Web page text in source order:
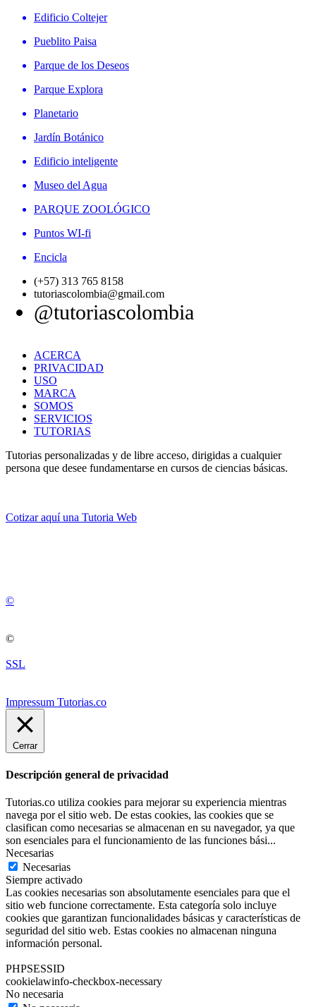
Edificio Coltejer
Pueblito Paisa
Parque de los Deseos
Parque Explora
Planetario
Jardín Botánico
Edificio inteligente
Museo del Agua
PARQUE ZOOLÓGICO
Puntos WI-fi
Encicla
(+57) 313 765 8158
tutoriascolombia@gmail.com
@tutoriascolombia
ACERCA
PRIVACIDAD
USO
MARCA
SOMOS
SERVICIOS
TUTORIAS
Tutorias personalizadas y de libre acceso, dirigidas a cualquier
persona que desee fundamentarse en cursos de ciencias básicas.
Cotizar aquí una Tutoria Web
©
©
SSL
Impressum Tutorias.co
Cerrar
Descripción general de privacidad
Tutorias.co utiliza cookies para mejorar su experiencia mientras
navega por el sitio web. De estas cookies, las cookies que se
clasifican como necesarias se almacenan en su navegador, ya que
son esenciales para el funcionamiento de las funciones bási...
Necesarias
Necesarias
Siempre activado
Las cookies necesarias son absolutamente esenciales para que el
sitio web funcione correctamente. Esta categoría solo incluye
cookies que garantizan funcionalidades básicas y características de
seguridad del sitio web. Estas cookies no almacenan ninguna
información personal.
PHPSESSID
cookielawinfo-checkbox-necessary
No necesaria